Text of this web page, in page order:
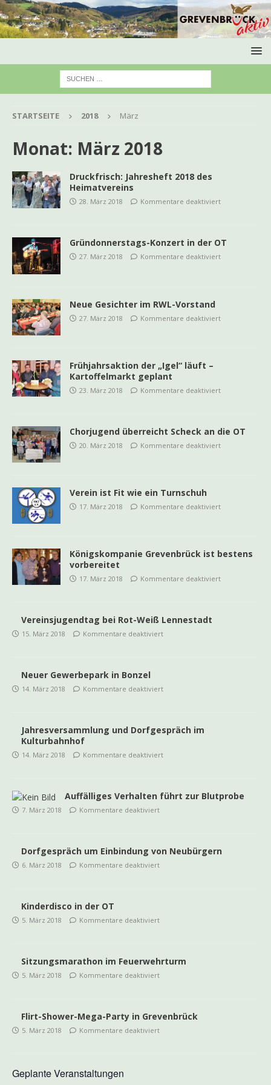
STARTSEITE 2018 März
Monat: März 2018
Druckfrisch: Jahresheft 2018 des
Heimatvereins
28. März 2018 Kommentare deaktiviert
Gründonnerstags-Konzert in der OT
27. März 2018 Kommentare deaktiviert
Neue Gesichter im RWL-Vorstand
27. März 2018 Kommentare deaktiviert
Frühjahrsaktion der „Igel“ läuft –
Kartoffelmarkt geplant
23. März 2018 Kommentare deaktiviert
Chorjugend überreicht Scheck an die OT
20. März 2018 Kommentare deaktiviert
Verein ist Fit wie ein Turnschuh
17. März 2018 Kommentare deaktiviert
Königskompanie Grevenbrück ist bestens
vorbereitet
17. März 2018 Kommentare deaktiviert
Vereinsjugendtag bei Rot-Weiß Lennestadt
15. März 2018 Kommentare deaktiviert
Neuer Gewerbepark in Bonzel
14. März 2018 Kommentare deaktiviert
Jahresversammlung und Dorfgespräch im
Kulturbahnhof
14. März 2018 Kommentare deaktiviert
Auffälliges Verhalten führt zur Blutprobe
7. März 2018 Kommentare deaktiviert
Dorfgespräch um Einbindung von Neubürgern
6. März 2018 Kommentare deaktiviert
Kinderdisco in der OT
5. März 2018 Kommentare deaktiviert
Sitzungsmarathon im Feuerwehrturm
5. März 2018 Kommentare deaktiviert
Flirt-Shower-Mega-Party in Grevenbrück
5. März 2018 Kommentare deaktiviert
Geplante Veranstaltungen